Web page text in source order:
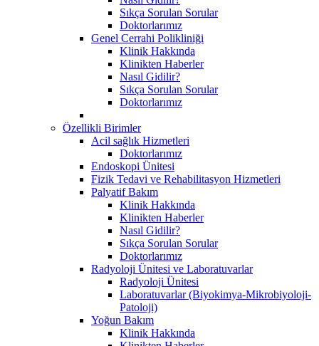
Sıkça Sorulan Sorular
Doktorlarımız
Genel Cerrahi Polikliniği
Klinik Hakkında
Klinikten Haberler
Nasıl Gidilir?
Sıkça Sorulan Sorular
Doktorlarımız
Özellikli Birimler
Acil sağlık Hizmetleri
Doktorlarımız
Endoskopi Ünitesi
Fizik Tedavi ve Rehabilitasyon Hizmetleri
Palyatif Bakım
Klinik Hakkında
Klinikten Haberler
Nasıl Gidilir?
Sıkça Sorulan Sorular
Doktorlarımız
Radyoloji Ünitesi ve Laboratuvarlar
Radyoloji Ünitesi
Laboratuvarlar (Biyokimya-Mikrobiyoloji-
Patoloji)
Yoğun Bakım
Klinik Hakkında